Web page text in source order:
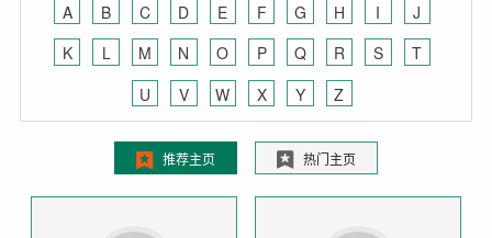
A B C D E F G H I
J
K
L M N O P Q R S
T
U
V W X Y Z
推荐主页 热门主页